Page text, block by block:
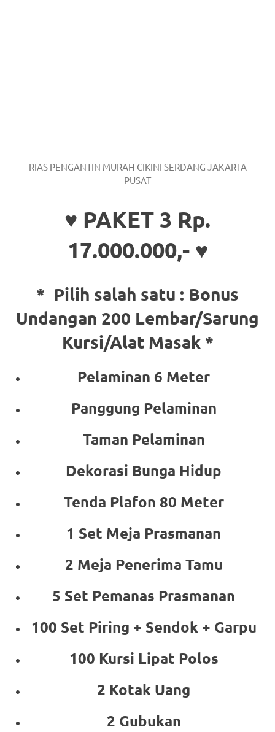
RIAS PENGANTIN MURAH CIKINI SERDANG JAKARTA
PUSAT
♥ PAKET 3 Rp.
17.000.000,- ♥
* Pilih salah satu : Bonus
Undangan 200 Lembar/Sarung
Kursi/Alat Masak *
Pelaminan 6 Meter
Panggung Pelaminan
Taman Pelaminan
Dekorasi Bunga Hidup
Tenda Plafon 80 Meter
1 Set Meja Prasmanan
2 Meja Penerima Tamu
5 Set Pemanas Prasmanan
100 Set Piring + Sendok + Garpu
100 Kursi Lipat Polos
2 Kotak Uang
2 Gubukan